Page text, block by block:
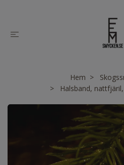
Hem
Halsband,